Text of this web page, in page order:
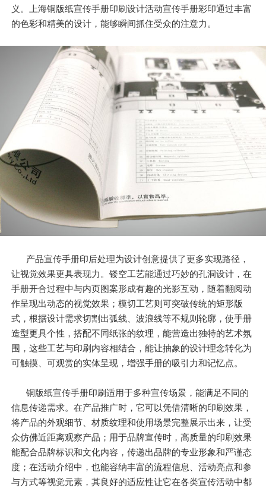
义。上海铜版纸宣传手册印刷设计活动宣传手册彩印通过丰富
的色彩和精美的设计，能够瞬间抓住受众的注意力。
产品宣传手册印后处理为设计创意提供了更多实现路径，
让视觉效果更具表现力。镂空工艺能通过巧妙的孔洞设计，在
手册开合过程中与内页图案形成有趣的光影互动，随着翻阅动
作呈现出动态的视觉效果；模切工艺则可突破传统的矩形版
式，根据设计需求切割出弧线、波浪线等不规则轮廓，使手册
造型更具个性，搭配不同纸张的纹理，能营造出独特的艺术氛
围，这些工艺与印刷内容相结合，能让抽象的设计理念转化为
可触摸、可观赏的实体呈现，增强手册的吸引力和记忆点。
铜版纸宣传手册印刷适用于多种宣传场景，能满足不同的
信息传递需求。在产品推广时，它可以凭借清晰的印刷效果，
将产品的外观细节、材质纹理和使用场景完整展示出来，让受
众仿佛近距离观察产品；用于品牌宣传时，高质量的印刷效果
能配合品牌标识和文化内容，传递出品牌的专业形象和严谨态
度；在活动介绍中，也能容纳丰富的流程信息、活动亮点和参
与方式等视觉元素，其良好的适应性让它在各类宣传活动中都